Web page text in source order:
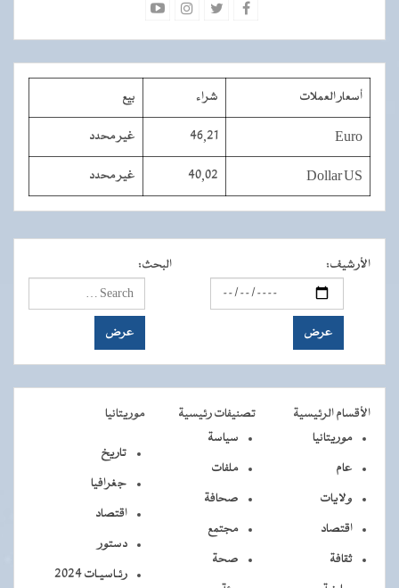
أسعار العملات شراء بيع
Euro
46,21 غير محدد
Dollar US
40,02 غير محدد
الأرشيف: البحث:
الأقسام الرئيسية تصنيفات رئيسية
موريتانيا
موريتانيا
عام
ولايات
اقتصاد
ثقافة
سياسة
ملفات
صحافة
مجتمع
صحة
تاريخ
جغرافيا
اقتصاد
دستور
رئـاسيـات 2024